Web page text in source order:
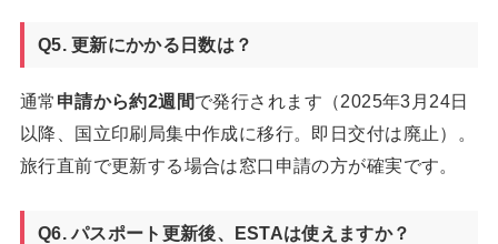
Q5. 更新にかかる日数は？
通常 申請から約2週間で発行されます（2025年3月24日
以降、国立印刷局集中作成に移行。即日交付は廃止）。
旅行直前で更新する場合は窓口申請の方が確実です。
Q6. パスポート更新後、ESTAは使えますか？